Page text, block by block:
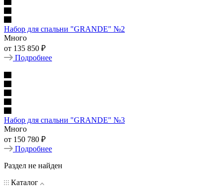
Набор для спальни "GRANDE" №2
Много
от 135 850 ₽
Подробнее
Набор для спальни "GRANDE" №3
Много
от 150 780 ₽
Подробнее
Раздел не найден
Каталог